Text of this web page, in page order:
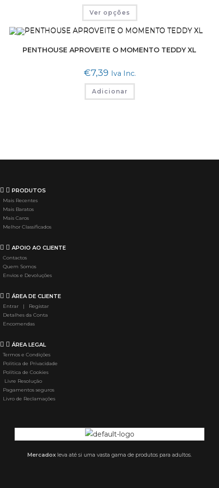
Ver opções
PENTHOUSE APROVEITE O MOMENTO TEDDY XL
€7,39 Iva Inc.
Adicionar
PRODUTOS
Mais Recentes
Mais Baratos
Mais Caros
Melhor Classificados
APOIO AO CLIENTE
Contactos
Quem Somos
Envios e Devoluções
ÁREA DE CLIENTE
Entrar | Registar
Detalhes da Conta
Encomendas
ÁREA LEGAL
Termos e Condições
Politica de Privacidade
Política de Cookies
Livre Resolução
Pagamentos seguros
Livro de Reclamações
Mercadox leva até si uma vasta gama de produtos para adultos.